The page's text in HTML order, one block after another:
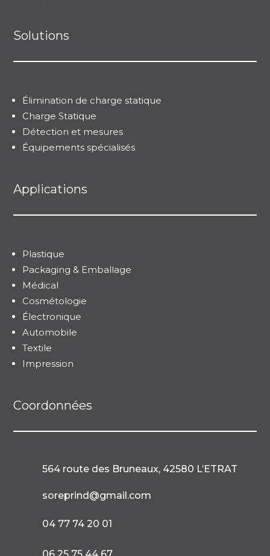
Solutions
Élimination de charge statique
Charge Statique
Détection et mesures
Équipements spécialisés
Applications
Plastique
Packaging & Emballage
Médical
Cosmétologie
Électronique
Automobile
Textile
Impression
Coordonnées
564 route des Bruneaux, 42580 L’ETRAT
soreprind@gmail.com
04 77 74 20 01